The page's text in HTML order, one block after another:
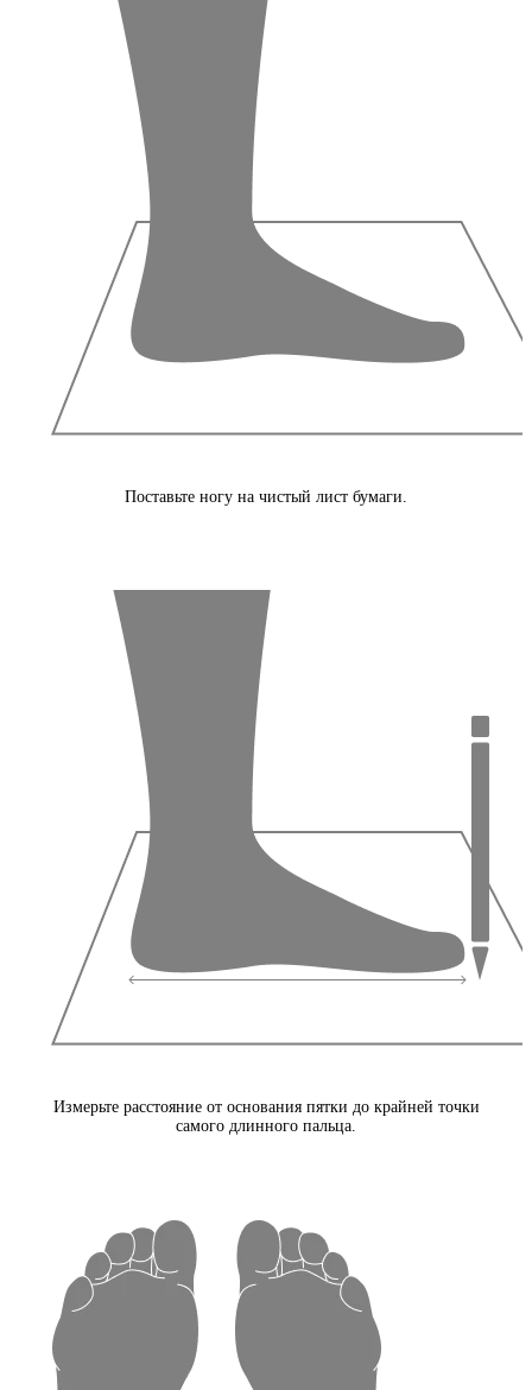
Поставьте ногу на чистый лист бумаги.
Измерьте расстояние от основания пятки до крайней точки
самого длинного пальца.